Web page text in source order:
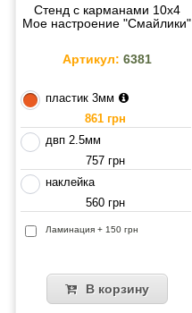
Стенд с карманами 10х4
Мое настроение "Смайлики"
Артикул: 6381
пластик 3мм
861 грн
двп 2.5мм
757 грн
наклейка
560 грн
Ламинация + 150 грн
В корзину